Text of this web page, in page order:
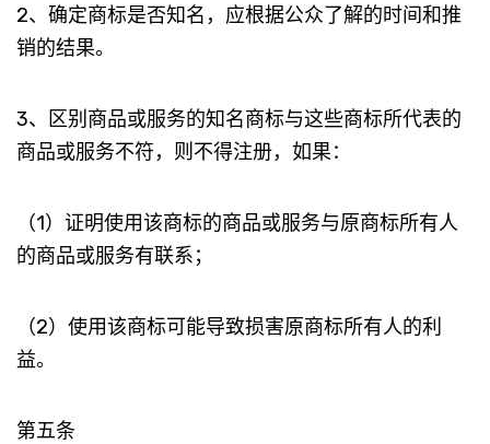
2、确定商标是否知名，应根据公众了解的时间和推
销的结果。
3、区别商品或服务的知名商标与这些商标所代表的
商品或服务不符，则不得注册，如果：
（1）证明使用该商标的商品或服务与原商标所有人
的商品或服务有联系；
（2）使用该商标可能导致损害原商标所有人的利
益。
第五条